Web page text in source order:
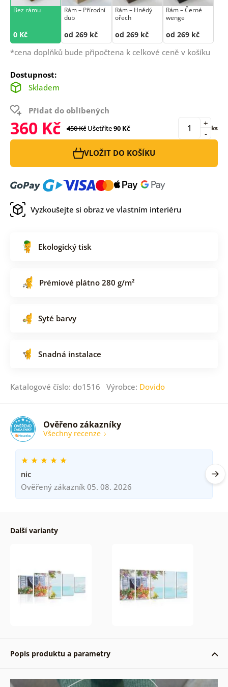
Bez rámu
0 Kč
Rám –⁠⁠⁠⁠⁠⁠ Přírodní
dub
od 269 kč
Rám –⁠⁠⁠⁠⁠⁠ Hnědý
ořech
od 269 kč
Rám –⁠⁠⁠⁠⁠⁠ Černé
wenge
od 269 kč
*cena doplňků bude připočtena k celkové ceně v košíku
Dostupnost:
Skladem
Přidat do oblíbených
360 Kč 450 Kč Ušetříte90 Kč -
+ ks
VLOŽIT DO KOŠÍKU
Vyzkoušejte si obraz ve vlastním interiéru
Ekologický tisk
Prémiové plátno 280 g/m²
Syté barvy
Snadná instalace
Katalogové číslo: do1516 Výrobce: Dovido
Ověřeno zákazníky
Všechny recenze
nic
Ověřený zákazník 05. 08. 2026
Další varianty
Popis produktu a parametry